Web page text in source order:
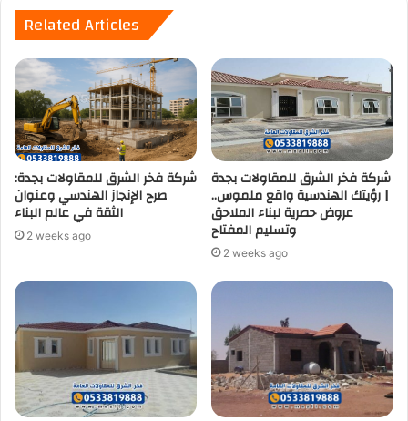
Related Articles
شركة فخر الشرق للمقاولات بجدة:
صرح الإنجاز الهندسي وعنوان
الثقة في عالم البناء
2 weeks ago
شركة فخر الشرق للمقاولات بجدة
| رؤيتك الهندسية واقع ملموس..
عروض حصرية لبناء الملاحق
وتسليم المفتاح
2 weeks ago